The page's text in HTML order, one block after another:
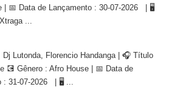
| 📅 Data de Lançamento : 30-07-2026 | 🖥
...
Lutonda, Florencio Handanga | 🎧 Título
💽 Gênero : Afro House | 📅 Data de
: 31-07-2026 | 🖥 ...